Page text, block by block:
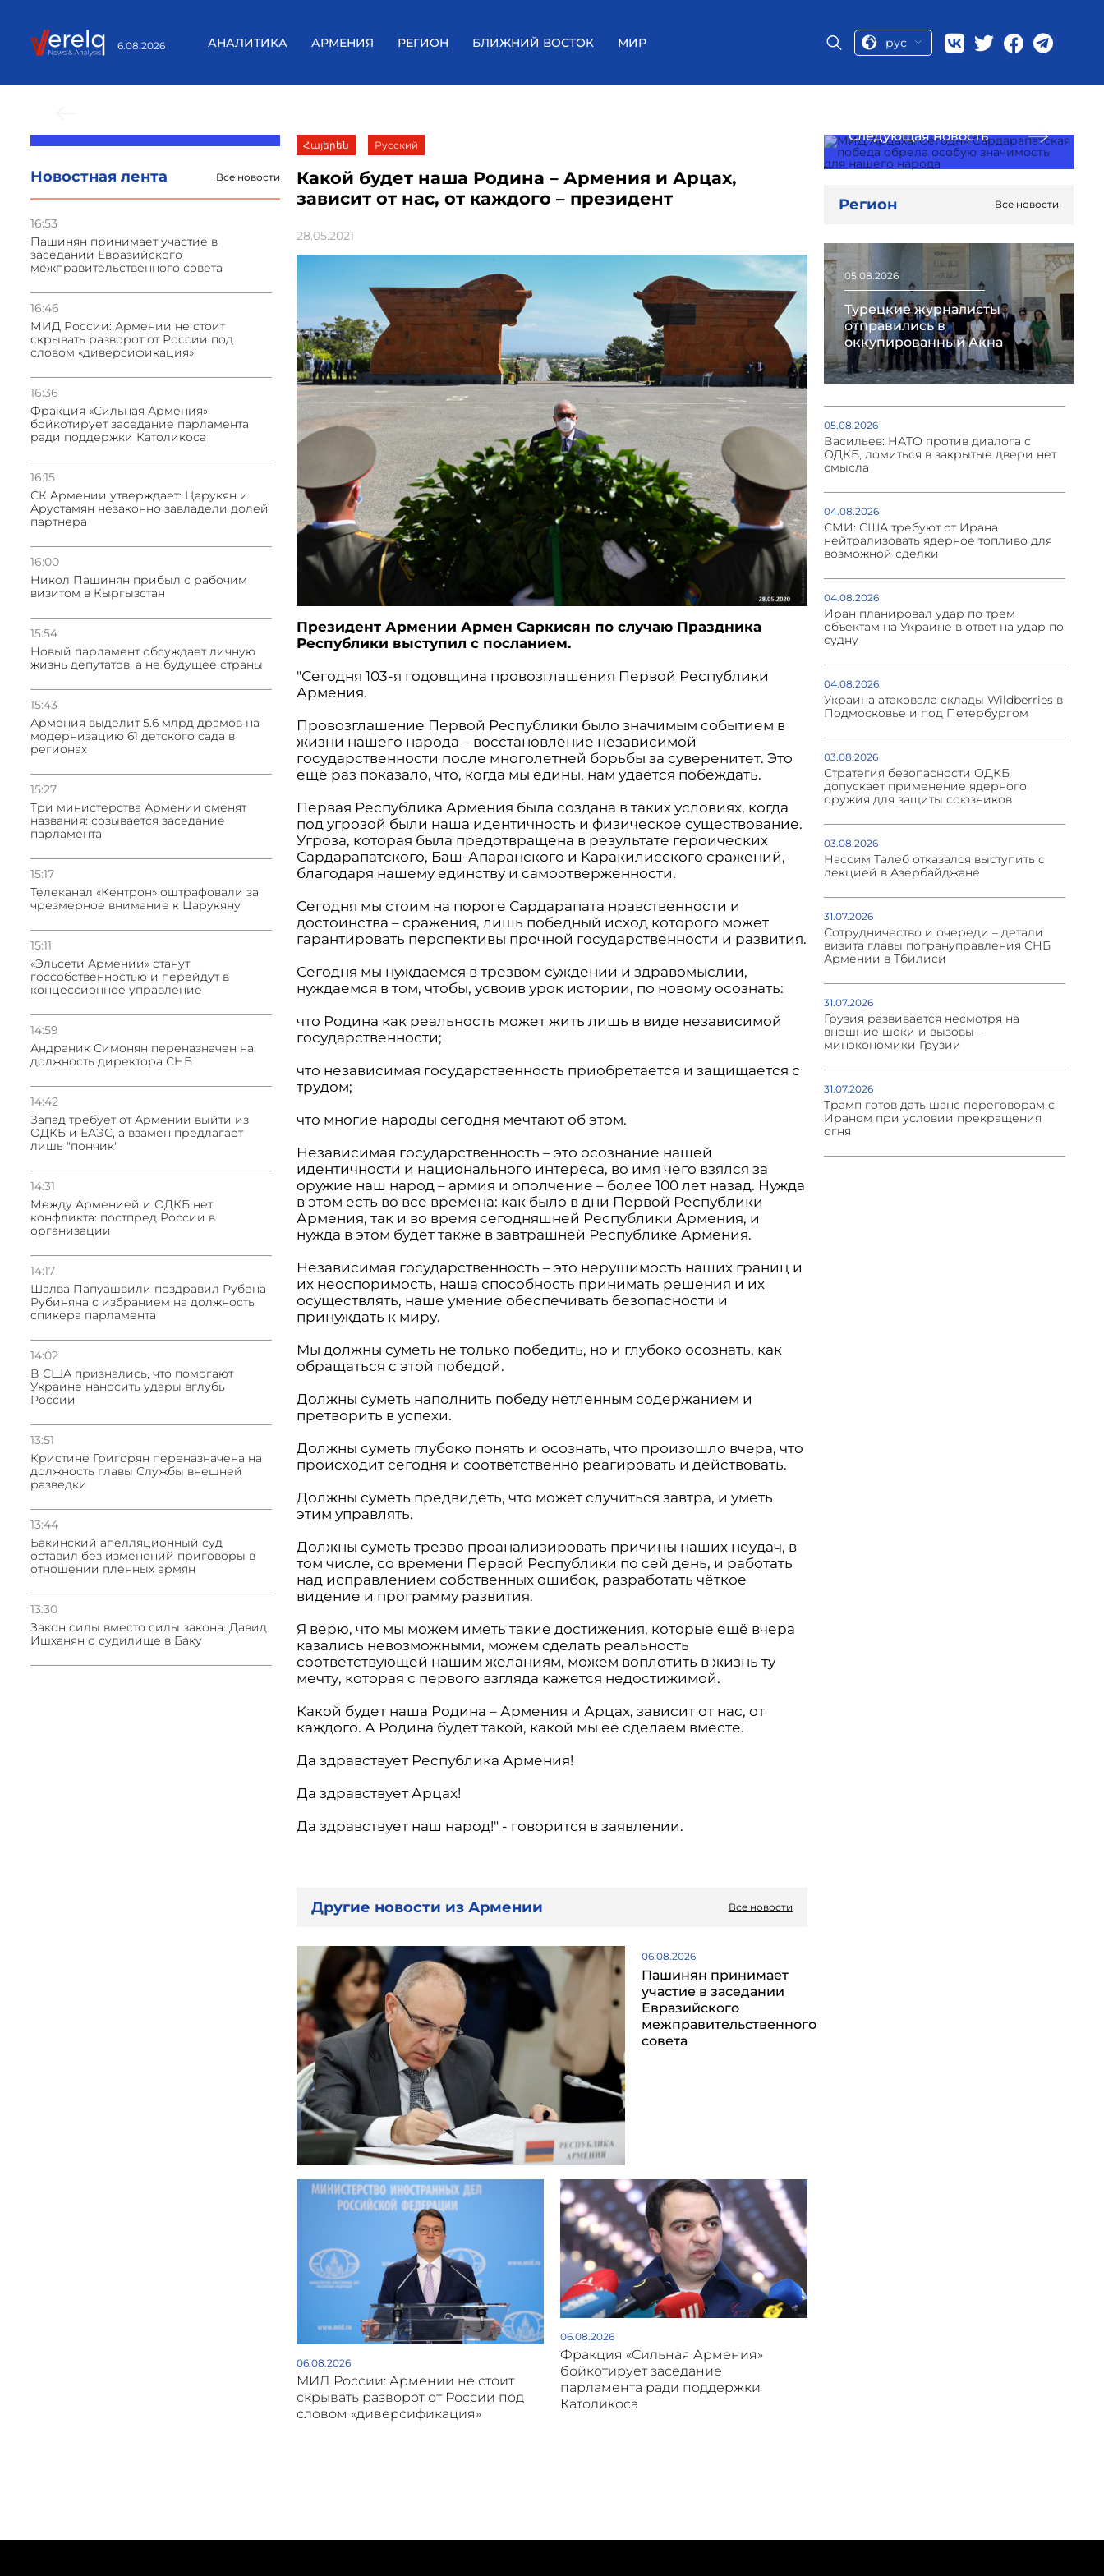
6.08.2026 АНАЛИТИКА АРМЕНИЯ РЕГИОН БЛИЖНИЙ ВОСТОК МИР рус
Новостная лента Все новости
16:53
Пашинян принимает участие в
заседании Евразийского
межправительственного совета
16:46
МИД России: Армении не стоит
скрывать разворот от России под
словом «диверсификация»
16:36
Фракция «Сильная Армения»
бойкотирует заседание парламента
ради поддержки Католикоса
16:15
СК Армении утверждает: Царукян и
Арустамян незаконно завладели долей
партнера
16:00
Никол Пашинян прибыл с рабочим
визитом в Кыргызстан
15:54
Новый парламент обсуждает личную
жизнь депутатов, а не будущее страны
15:43
Армения выделит 5.6 млрд драмов на
модернизацию 61 детского сада в
регионах
15:27
Три министерства Армении сменят
названия: созывается заседание
парламента
15:17
Телеканал «Кентрон» оштрафовали за
чрезмерное внимание к Царукяну
15:11
«Эльсети Армении» станут
госсобственностью и перейдут в
концессионное управление
14:59
Андраник Симонян переназначен на
должность директора СНБ
14:42
Запад требует от Армении выйти из
ОДКБ и ЕАЭС, а взамен предлагает
лишь "пончик"
14:31
Между Арменией и ОДКБ нет
конфликта: постпред России в
организации
14:17
Шалва Папуашвили поздравил Рубена
Рубиняна с избранием на должность
спикера парламента
14:02
В США признались, что помогают
Украине наносить удары вглубь
России
13:51
Кристине Григорян переназначена на
должность главы Службы внешней
разведки
13:44
Бакинский апелляционный суд
оставил без изменений приговоры в
отношении пленных армян
13:30
Закон силы вместо силы закона: Давид
Ишханян о судилище в Баку
Հայերեն Русский
Какой будет наша Родина – Армения и Арцах,
зависит от нас, от каждого – президент
28.05.2021
Президент Армении Армен Саркисян по случаю Праздника
Республики выступил с посланием.
"Сегодня 103-я годовщина провозглашения Первой Республики
Армения.
Провозглашение Первой Республики было значимым событием в
жизни нашего народа – восстановление независимой
государственности после многолетней борьбы за суверенитет. Это
ещё раз показало, что, когда мы едины, нам удаётся побеждать.
Первая Республика Армения была создана в таких условиях, когда
под угрозой были наша идентичность и физическое существование.
Угроза, которая была предотвращена в результате героических
Сардарапатского, Баш-Апаранского и Каракилисского сражений,
благодаря нашему единству и самоотверженности.
Сегодня мы стоим на пороге Сардарапата нравственности и
достоинства – сражения, лишь победный исход которого может
гарантировать перспективы прочной государственности и развития.
Сегодня мы нуждаемся в трезвом суждении и здравомыслии,
нуждаемся в том, чтобы, усвоив урок истории, по новому осознать:
что Родина как реальность может жить лишь в виде независимой
государственности;
что независимая государственность приобретается и защищается с
трудом;
что многие народы сегодня мечтают об этом.
Независимая государственность – это осознание нашей
идентичности и национального интереса, во имя чего взялся за
оружие наш народ – армия и ополчение – более 100 лет назад. Нужда
в этом есть во все времена: как было в дни Первой Республики
Армения, так и во время сегодняшней Республики Армения, и
нужда в этом будет также в завтрашней Республике Армения.
Независимая государственность – это нерушимость наших границ и
их неоспоримость, наша способность принимать решения и их
осуществлять, наше умение обеспечивать безопасности и
принуждать к миру.
Мы должны суметь не только победить, но и глубоко осознать, как
обращаться с этой победой.
Должны суметь наполнить победу нетленным содержанием и
претворить в успехи.
Должны суметь глубоко понять и осознать, что произошло вчера, что
происходит сегодня и соответственно реагировать и действовать.
Должны суметь предвидеть, что может случиться завтра, и уметь
этим управлять.
Должны суметь трезво проанализировать причины наших неудач, в
том числе, со времени Первой Республики по сей день, и работать
над исправлением собственных ошибок, разработать чёткое
видение и программу развития.
Я верю, что мы можем иметь такие достижения, которые ещё вчера
казались невозможными, можем сделать реальность
соответствующей нашим желаниям, можем воплотить в жизнь ту
мечту, которая с первого взгляда кажется недостижимой.
Какой будет наша Родина – Армения и Арцах, зависит от нас, от
каждого. А Родина будет такой, какой мы её сделаем вместе.
Да здравствует Республика Армения!
Да здравствует Арцах!
Да здравствует наш народ!" - говорится в заявлении.
Другие новости из Армении Все новости
06.08.2026
Пашинян принимает
участие в заседании
Евразийского
межправительственного
совета
06.08.2026
МИД России: Армении не стоит
скрывать разворот от России под
словом «диверсификация»
06.08.2026
Фракция «Сильная Армения»
бойкотирует заседание
парламента ради поддержки
Католикоса
Следующая новость
Регион Все новости
05.08.2026
Турецкие журналисты
отправились в
оккупированный Акна
05.08.2026
Васильев: НАТО против диалога с
ОДКБ, ломиться в закрытые двери нет
смысла
04.08.2026
СМИ: США требуют от Ирана
нейтрализовать ядерное топливо для
возможной сделки
04.08.2026
Иран планировал удар по трем
объектам на Украине в ответ на удар по
судну
04.08.2026
Украина атаковала склады Wildberries в
Подмосковье и под Петербургом
03.08.2026
Стратегия безопасности ОДКБ
допускает применение ядерного
оружия для защиты союзников
03.08.2026
Нассим Талеб отказался выступить с
лекцией в Азербайджане
31.07.2026
Сотрудничество и очереди – детали
визита главы погрануправления СНБ
Армении в Тбилиси
31.07.2026
Грузия развивается несмотря на
внешние шоки и вызовы –
минэкономики Грузии
31.07.2026
Трамп готов дать шанс переговорам с
Ираном при условии прекращения
огня